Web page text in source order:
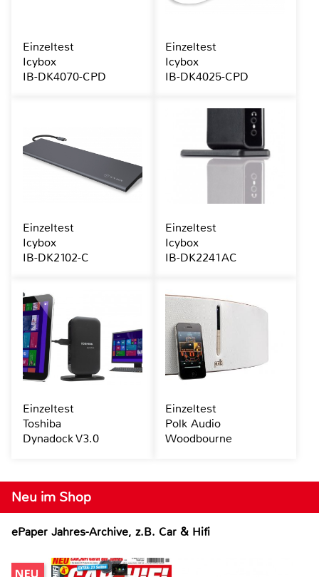
Neu im Shop
ePaper Jahres-Archive, z.B. Car & Hifi
Einzeltest
Icybox
IB-DK4070-CPD
Einzeltest
Icybox
IB-DK4025-CPD
Einzeltest
Icybox
IB-DK2102-C
Einzeltest
Icybox
IB-DK2241AC
Einzeltest
Toshiba
Dynadock V3.0
Einzeltest
Polk Audio
Woodbourne